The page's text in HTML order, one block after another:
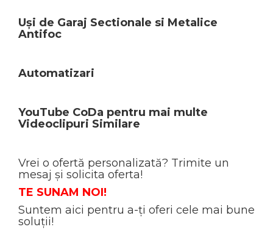
Uși de Garaj Sectionale si Metalice
Antifoc
Automatizari
YouTube CoDa pentru mai multe
Videoclipuri Similare
Vrei o ofertă personalizată? Trimite un
mesaj și solicita oferta!
TE SUNAM NOI!
Suntem aici pentru a-ți oferi cele mai bune
soluții!